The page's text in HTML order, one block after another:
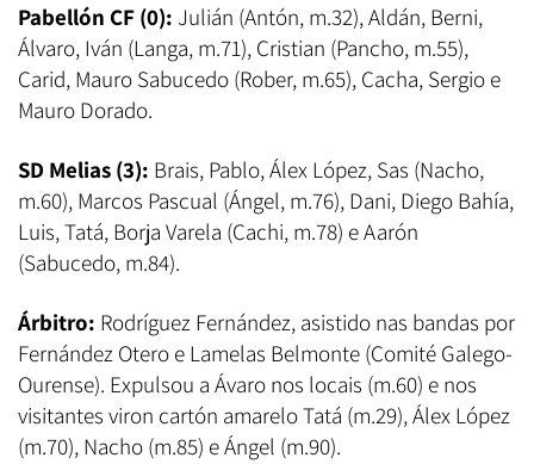
Pabellón CF (0): Julián (Antón, m.32), Aldán, Berni,
Álvaro, Iván (Langa, m.71), Cristian (Pancho, m.55),
Carid, Mauro Sabucedo (Rober, m.65), Cacha, Sergio e
Mauro Dorado.
SD Melias (3): Brais, Pablo, Álex López, Sas (Nacho,
m.60), Marcos Pascual (Ángel, m.76), Dani, Diego Bahía,
Luis, Tatá, Borja Varela (Cachi, m.78) e Aarón
(Sabucedo, m.84).
Árbitro: Rodríguez Fernández, asistido nas bandas por
Fernández Otero e Lamelas Belmonte (Comité Galego-
Ourense). Expulsou a Ávaro nos locais (m.60) e nos
visitantes viron cartón amarelo Tatá (m.29), Álex López
(m.70), Nacho (m.85) e Ángel (m.90).